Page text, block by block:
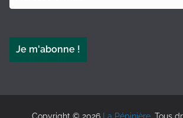
v
d
s
e
Je m'abonne !